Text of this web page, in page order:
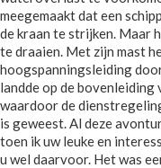
meegemaakt dat een
de kraan te strijken. Maar
te draaien. Met zijn mast
hoogspanningsleiding
landde op de
waardoor de
is geweest. Al deze
toen ik uw leuke en
u wel daarvoor. Het was